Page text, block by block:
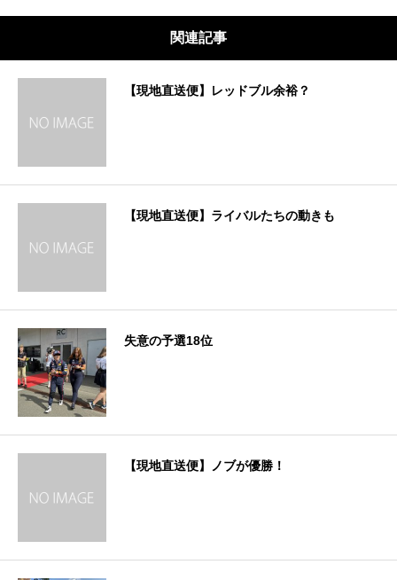
関連記事
【現地直送便】レッドブル余裕？
【現地直送便】ライバルたちの動きも
失意の予選18位
【現地直送便】ノブが優勝！